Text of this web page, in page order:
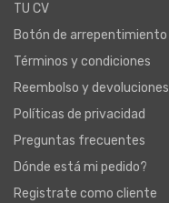
TU CV
Botón de arrepentimiento
Términos y condiciones
Reembolso y devoluciones
Políticas de privacidad
Preguntas frecuentes
Dónde está mi pedido?
Registrate como cliente